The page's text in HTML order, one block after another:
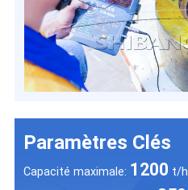
Paramètres Clés
Capacité maximale: 1200 t/h